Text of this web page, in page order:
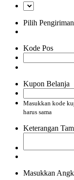
Pilih Pengiriman
Kode Pos
Kupon Belanja
Masukkan kode
harus sama
Keterangan
Masukkan